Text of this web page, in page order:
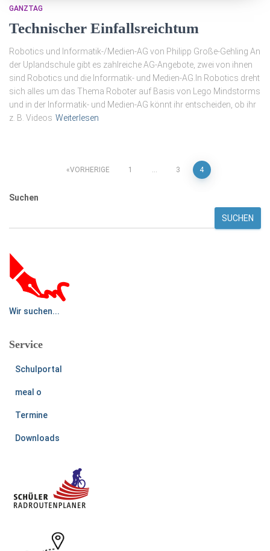
GANZTAG
Technischer Einfallsreichtum
Robotics und Informatik-/Medien-AG von Philipp Große-Gehling An
der Uplandschule gibt es zahlreiche AG-Angebote, zwei von ihnen
sind Robotics und die Informatik- und Medien-AG.In Robotics dreht
sich alles um das Thema Roboter auf Basis von Lego Mindstorms
und in der Informatik- und Medien-AG könnt ihr entscheiden, ob ihr
z. B. Videos Weiterlesen
Seitennummerierung
der
Beiträge
VORHERIGE 1 3 4
Suchen
SUCHEN
Wir suchen...
Service
Schulportal
meal o
Termine
Downloads